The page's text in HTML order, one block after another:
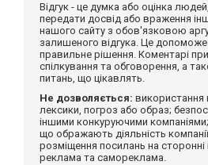
Відгук - це думка або оцінка
передати досвід або враження
нашого сайту з обов'язковою
залишеного відгука. Це
правильне рішення. Коментарі
спілкування та обговорення, а
питань, що цікавлять.
Не дозволяється: використання
лексики, погроз або образ;
іншими конкуруючими компаніями;
що ображають діяльність компанії
розміщення посилань на сторонні
реклама та самореклама.